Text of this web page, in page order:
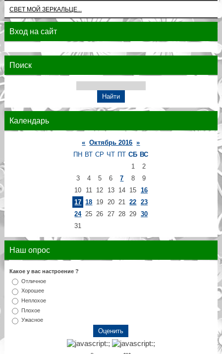
СВЕТ МОЙ ЗЕРКАЛЬЦЕ...
Вход на сайт
Поиск
Календарь
« Октябрь 2016 »
ПН ВТ СР ЧТ ПТ СБ ВС
1
2
3
4 5 6 7 8
9
10
11 12 13 14 15 16
17 18 19 20 21 22 23
24 25 26 27 28 29 30
31
Наш опрос
Какое у вас настроение ?
Отличное
Хорошее
Неплохое
Плохое
Ужасное